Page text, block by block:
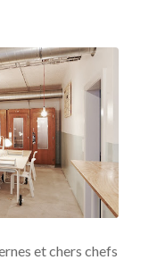
et chers chefs